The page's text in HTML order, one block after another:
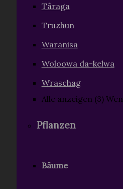
Târaga
Truzhun
Waranisa
Woloowa da-kelwa
Wraschag
Alle anzeigen (3)
Pflanzen
Bäume